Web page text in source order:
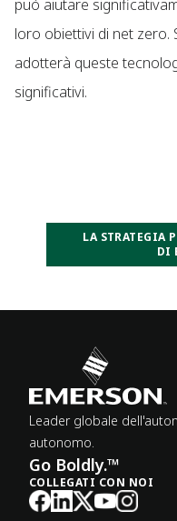
può aiutare
loro obiettivi di net zero.
adotterà queste
significativi.
LA STRATEGIA
DI
Leader globale
autonomo.
Go Boldly.™
COLLEGATI CON NOI